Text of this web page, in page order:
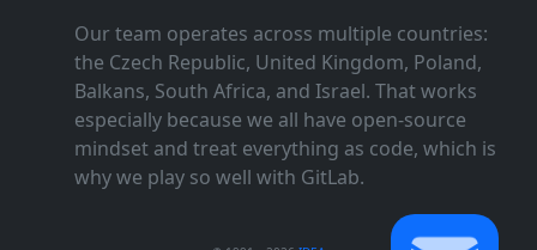
Our team operates across multiple countries:
the Czech Republic, United Kingdom, Poland,
Balkans, South Africa, and Israel. That works
especially because we all have open‑source
mindset and treat everything as code, which is
why we play so well with GitLab.